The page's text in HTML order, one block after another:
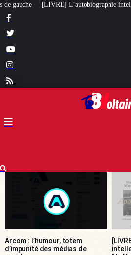
intellectuelle de Michel Maffesoli Pour
Arcom : l’humour, totem
d’impunité des médias de